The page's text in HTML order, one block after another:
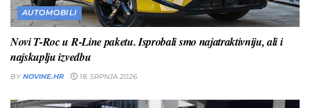
AUTOMOBILI
Novi T-Roc u R-Line paketu. Isprobali smo najatraktivniju, ali i
najskuplju izvedbu
BY NOVINE.HR 18. SRPNJA 2026.